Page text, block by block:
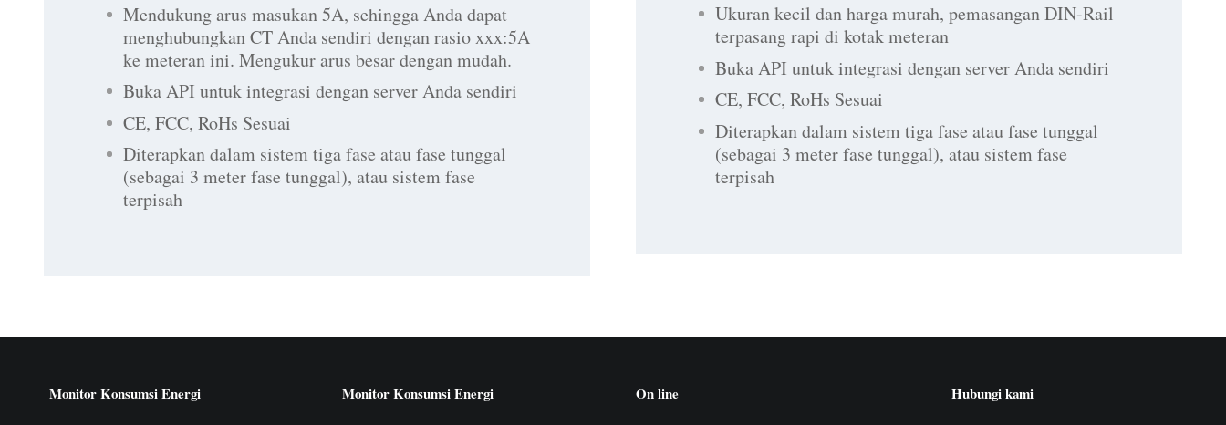
Mendukung arus masukan 5A, sehingga Anda dapat
menghubungkan CT Anda sendiri dengan rasio xxx:5A
ke meteran ini. Mengukur arus besar dengan mudah.
Buka API untuk integrasi dengan server Anda sendiri
CE, FCC, RoHs Sesuai
Diterapkan dalam sistem tiga fase atau fase tunggal
(sebagai 3 meter fase tunggal), atau sistem fase
terpisah
Ukuran kecil dan harga murah, pemasangan DIN-Rail
terpasang rapi di kotak meteran
Buka API untuk integrasi dengan server Anda sendiri
CE, FCC, RoHs Sesuai
Diterapkan dalam sistem tiga fase atau fase tunggal
(sebagai 3 meter fase tunggal), atau sistem fase
terpisah
Monitor Konsumsi Energi Monitor Konsumsi Energi On line Hubungi kami